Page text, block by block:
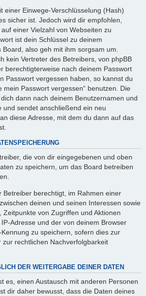
einer Einwege-Verschlüsselung (Hash)
sicher ist. Jedoch wird dir empfohlen,
einer Vielzahl von Webseiten zu
ist dein Schlüssel zu deinem
also geh mit ihm sorgsam um.
kein Vertreter des Betreibers, von phpBB
berechtigterweise nach deinem Passwort
Passwort vergessen haben, so kannst du
mein Passwort vergessen“ benutzen. Die
dann nach deinem Benutzernamen und
und sendet anschließend ein neu
diese Adresse, mit dem du dann auf das
die von dir eingegebenen und oben
zu speichern, um das Board betreiben
Betreiber berechtigt, im Rahmen einer
deinen und seinen Interessen sowie
Zeitpunkte von Zugriffen und Aktionen
Adresse und der von deinem Browser
zu speichern, sofern dies zur
rechtlichen Nachverfolgbarkeit
DER WEITERGABE DEINER DATEN
es, einen Austausch mit anderen Personen
dir daher bewusst, dass die Daten deines